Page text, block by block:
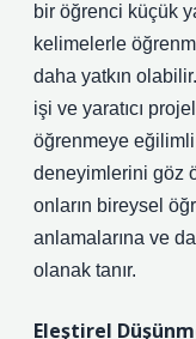
bir öğrenci küçük
kelimelerle
daha yatkın
işi ve yaratıcı
öğrenmeye
deneyimlerini göz
onların bireysel
anlamalarına ve
olanak tanır.
Eleştirel